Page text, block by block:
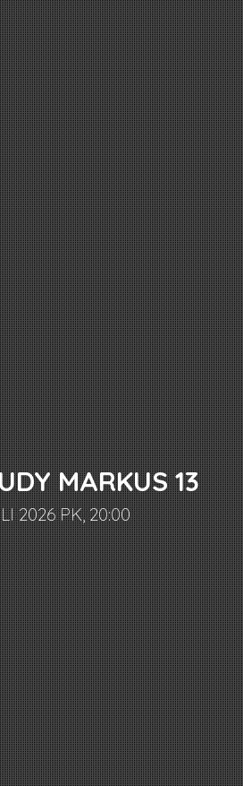
MARKUS 13
2026 PK, 20:00